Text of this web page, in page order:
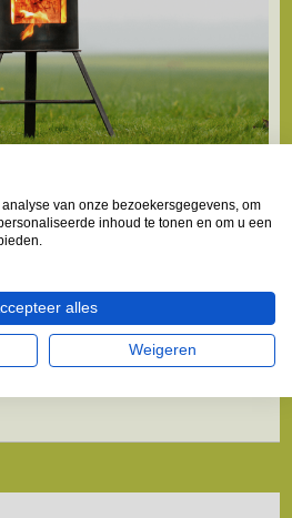
verboden (delen) van
worden als bron voor non-
bronvermelding bij de tekst
online en schriftelijke uitingen.
van onze bezoekersgegevens, om
inhoud te tonen en om u een
alles
Weigeren